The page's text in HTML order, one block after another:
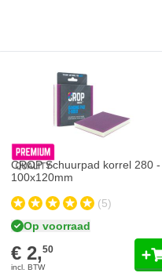
CROP Schuurpad korrel 280 -
100x120mm
(5)
Op voorraad
€ 2,50